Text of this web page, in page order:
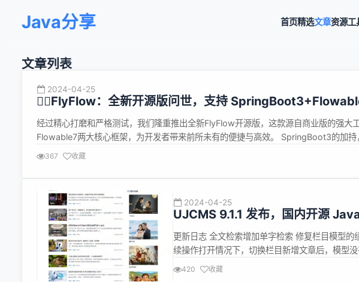
Java分享 首页精选文章资源工
文章列表
2024-04-25
❤️‍🔥FlyFlow：全新开源版问世，支持
经过精心打磨和严格测试，我们隆重推出全新FlyFlow开源版，这款源自商业版的强
Flowable7两大核心框架，为开发者带来前所未有的便捷与高效。 SpringBoot3的加
方面更上一层楼。而Flowable7的融入，则进一步增强了FlyFlow的流程管理能力，让业
367 收藏
2024-04-25
UJCMS 9.1.1 发布，国内开源
更新日志 全文检索增加单字检索 修复栏目模型
续操作打开情况下，切换栏目新增文章后，模型
(java cms)、Java建站系统。使用SpringBoot
420 收藏